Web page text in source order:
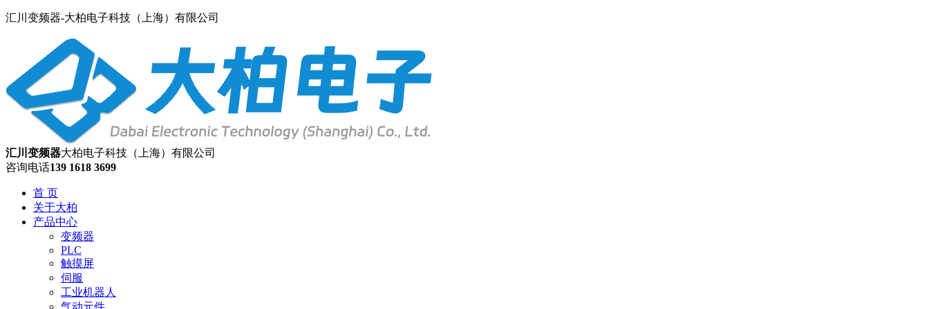
汇川变频器-大柏电子科技（上海）有限公司
汇川变频器大柏电子科技（上海）有限公司
咨询电话139 1618 3699
首 页
关于大柏
产品中心
变频器
PLC
触摸屏
伺服
工业机器人
气动元件